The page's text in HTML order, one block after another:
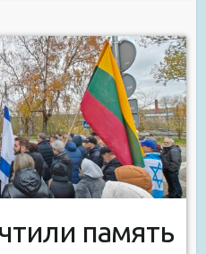
память